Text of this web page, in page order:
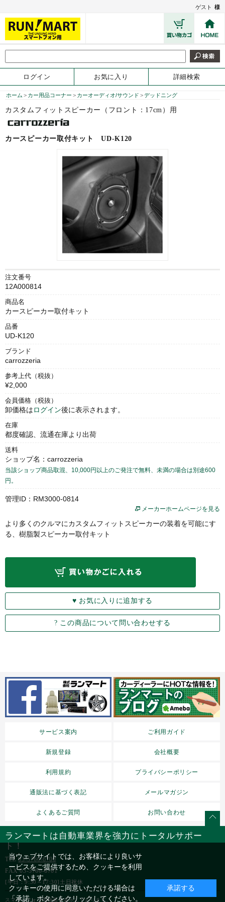
ゲスト 様
ログイン お気に入り 詳細検索
ホーム > カー用品コーナー > カーオーディオ/サウンド >デッドニング
カスタムフィットスピーカー（フロント：17cm）用
カースピーカー取付キットUD-K120
注文番号
12A000814
商品名
カースピーカー取付キット
品番
UD-K120
ブランド
carrozzeria
参考上代（税抜）
¥2,000
会員価格（税抜）
卸価格はログイン後に表示されます。
在庫
都度確認、流通在庫より出荷
送料
ショップ名：carrozzeria
当該ショップ商品取混、10,000円以上のご発注で無料、未満の場合は別途600
円。
管理ID：RM3000-0814
メーカーホームページを見る
より多くのクルマにカスタムフィットスピーカーの装着を可能にす
る、樹脂製スピーカー取付キット
サービス案内 ご利用ガイド
新規登録 会社概要
利用規約 プライバシーポリシー
通販法に基づく表記 メールマガジン
よくあるご質問 お問い合わせ
ランマートは自動車業界を強力にトータルサポー
ト！
TEL03-5766-6700
FAX 03-5760-6701
[平日：9:30～17:30]土日祝休
スマートフォン用画面を表示しております。
当ウェブサイトでは、お客様により良いサ
ービスをご提供するため、クッキーを利用
しています。
クッキーの使用に同意いただける場合は
「承諾」ボタンをクリックしてください。
承諾する